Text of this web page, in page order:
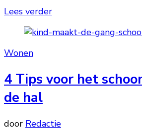
Lees verder
Wonen
4 Tips voor het
de hal
door Redactie